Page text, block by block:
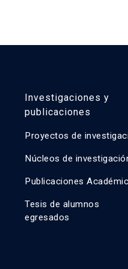
Investigaciones y
publicaciones
Proyectos de
Núcleos de
Publicaciones
Tesis de alumnos
egresados